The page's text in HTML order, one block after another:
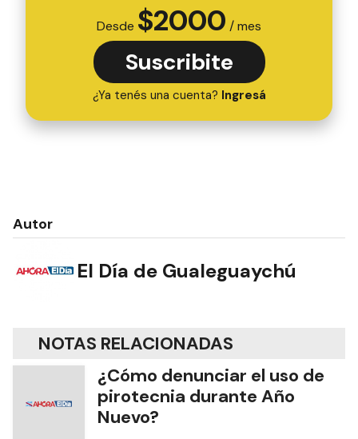
Desde $2000 / mes
Suscribite
¿Ya tenés una cuenta? Ingresá
Autor
El Día de Gualeguaychú
NOTAS RELACIONADAS
¿Cómo denunciar el uso de
pirotecnia durante Año
Nuevo?